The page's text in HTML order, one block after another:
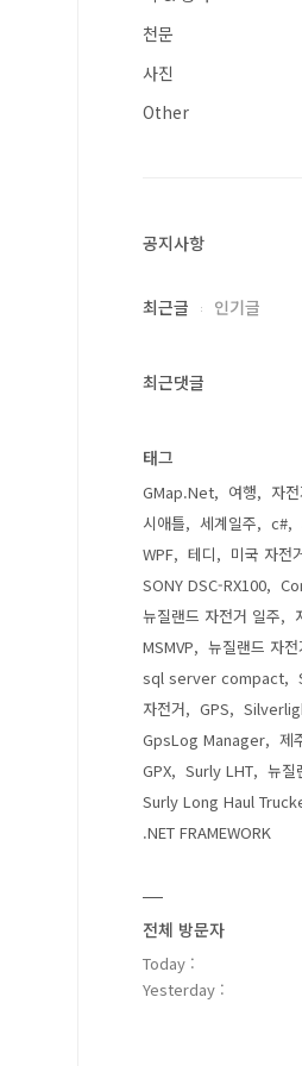
천문
사진
Other
공지사항
최근글 인기글
최근댓글
태그
GMap.Net 여행
자
시애틀
세계일주 c#
WPF
테디
미국 자전
SONY DSC-RX100
뉴질랜드 자전거 일주
MSMVP
뉴질랜드 자
sql server compact
자전거
GPS
GpsLog Manager
제
GPX
Surly LHT
뉴질
Surly Long Haul
.NET FRAMEWORK
전체 방문자
Today :
Yesterday :